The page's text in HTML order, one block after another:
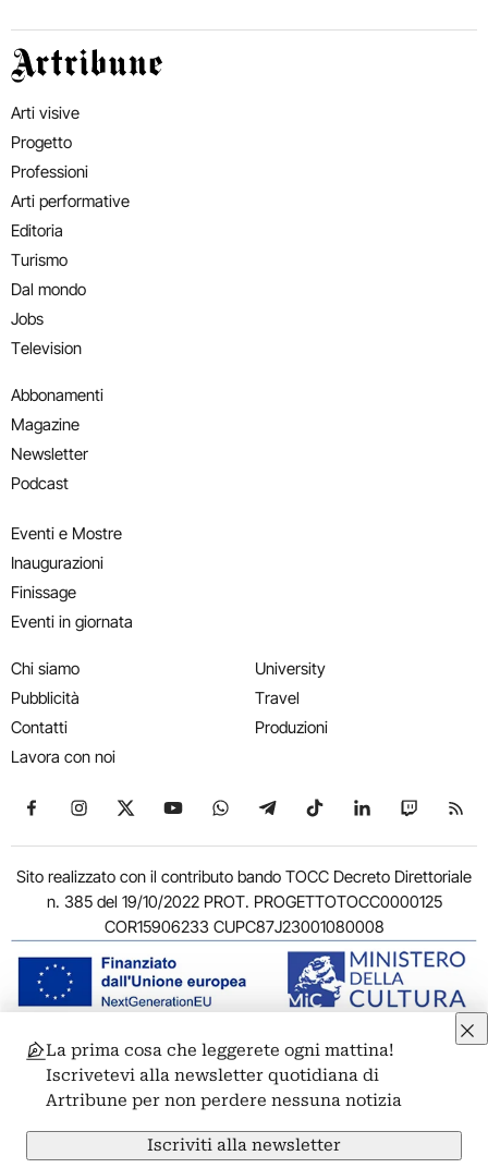
Artribune
Arti visive
Progetto
Professioni
Arti performative
Editoria
Turismo
Dal mondo
Jobs
Television
Abbonamenti
Magazine
Newsletter
Podcast
Eventi e Mostre
Inaugurazioni
Finissage
Eventi in giornata
Chi siamo
Pubblicità
Contatti
Lavora con noi
University
Travel
Produzioni
Seguici su Facebook
Seguici su Instagram
Seguici su X
Seguici su YouTube
Seguici su WhatsApp
Seguici su Telegram
Seguici su TikTok
Seguici su
Seguici
Sito realizzato con il contributo bando TOCC Decreto Direttoriale
n. 385 del 19/10/2022 PROT. PROGETTOTOCC0000125
COR15906233 CUPC87J23001080008
© 2011-2026 ARTRIBUNE srl – Corso Vittorio Emanuele II, 287 –
00186 Roma - P.I. 11381581005
Privacy: Responsabile della protezione dei dati personali
ARTRIBUNE srl – Corso Vittorio Emanuele II, 287 – 00186 Roma
Termini e condizioniPrivacy PolicyCookie PolicyCredits
La prima cosa che leggerete ogni mattina!
Iscrivetevi alla newsletter quotidiana di
Artribune per non perdere nessuna notizia
Iscriviti alla newsletter